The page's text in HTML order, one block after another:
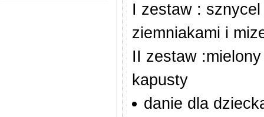
I zestaw :
ziemniakami i
II zestaw
kapusty
danie dla